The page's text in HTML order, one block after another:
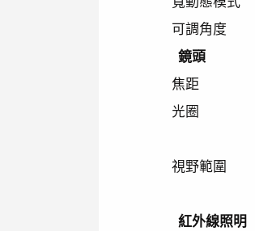
可調角度
鏡頭
焦距
光圈
視野範圍
紅外線照明